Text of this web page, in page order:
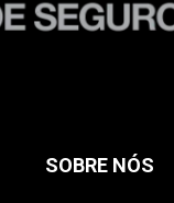
SOBRE NÓS